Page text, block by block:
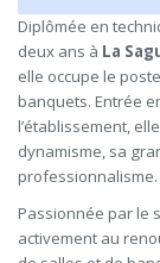
Diplômée en
deux ans à La
elle occupe le
banquets. Entrée
l’établissement,
dynamisme, sa
professionnalisme.
Passionnée par le
activement au